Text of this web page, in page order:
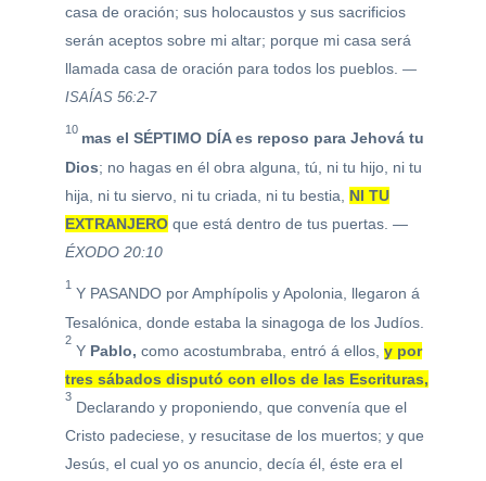
casa de oración; sus holocaustos y sus sacrificios
serán aceptos sobre mialtar; porque mi casa será
llamada casa de oración para todos los pueblos. —
ISAÍAS 56:2-7
10 mas el SÉPTIMO DÍA es reposo para Jehová tu
Dios; no hagas en él obra alguna, tú, ni tu hijo, ni tu
hija, ni tu siervo, ni tu criada, ni tu bestia, NI TU
EXTRANJEROque está dentro de tus puertas. —
ÉXODO 20:10
1Y PASANDO por Amphípolis y Apolonia, llegaron á
Tesalónica, donde estaba la sinagoga de los Judíos.
2
Y Pablo, como acostumbraba, entró á ellos, y por
tres sábados disputó con ellos de las Escrituras,
3
Declarando y proponiendo, que convenía que el
Cristo padeciese, y resucitase de los muertos; y que
Jesús, el cual yo os anuncio, decía él, éste era el